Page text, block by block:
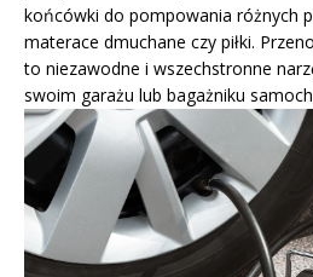
końcówki do pompowania różnych
materace dmuchane czy piłki.
to niezawodne i wszechstronne
swoim garażu lub bagażniku